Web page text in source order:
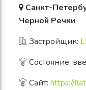
Санкт-
Черной Речки
Застройщик:
Состояние:
Сайт: https://